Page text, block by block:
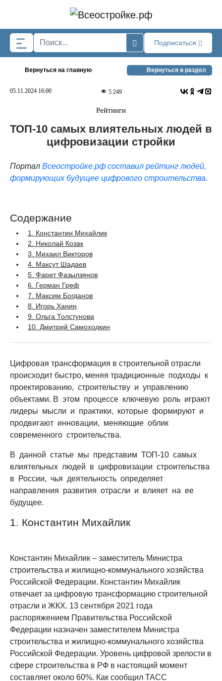
Подписаться
Вернуться на главную Вернуться в раздел
05.11.2024 16:00 5 249
Рейтинги
ТОП-10 самых влиятельных людей в
цифровизации стройки
Портал Всеостройке.рф составил рейтинг людей,
формирующих будущее цифрового строительства.
Содержание
1. Константин Михайлик
2. Николай Козак
3. Михаил Викторов
4. Максут Шадаев
5. Фарит Фазылзянов
6. Герман Греф
7. Максим Богданов
8. Игорь Ханин
9. Ольга Толстунова
10. Дмитрий Самоходкин
Цифровая трансформация в строительной отрасли
происходит быстро, меняя традиционные подходы к
проектированию, строительству и управлению
объектами. В этом процессе ключевую роль играют
лидеры мысли и практики, которые формируют и
продвигают инновации, меняющие облик
современного строительства.
В данной статье мы представим ТОП-10 самых
влиятельных людей в цифровизации строительства
в России, чья деятельность определяет
направления развития отрасли и влияет на ее
будущее.
1. Константин Михайлик
Константин Михайлик – заместитель Министра
строительства и жилищно-коммунального хозяйства
Российской Федерации. Константин Михайлик
отвечает за цифровую трансформацию строительной
отрасли и ЖКХ. 13 сентября 2021 года
распоряжением Правительства Российской
Федерации назначен заместителем Министра
строительства и жилищно-коммунального хозяйства
Российской Федерации. Уровень цифровой зрелости в
сфере строительства в РФ в настоящий момент
составляет около 60%. Как сообщил ТАСС